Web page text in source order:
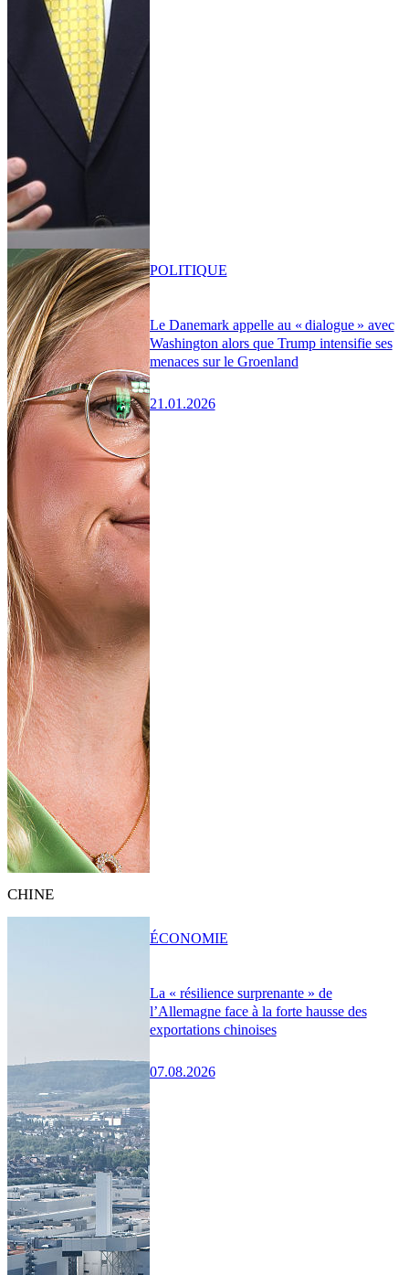
Le Danemark appelle au « dialogue » avec
Washington alors que Trump intensifie ses
menaces sur le Groenland
21.01.2026
POLITIQUE
CHINE
La « résilience surprenante » de
l’Allemagne face à la forte hausse des
exportations chinoises
07.08.2026
ÉCONOMIE